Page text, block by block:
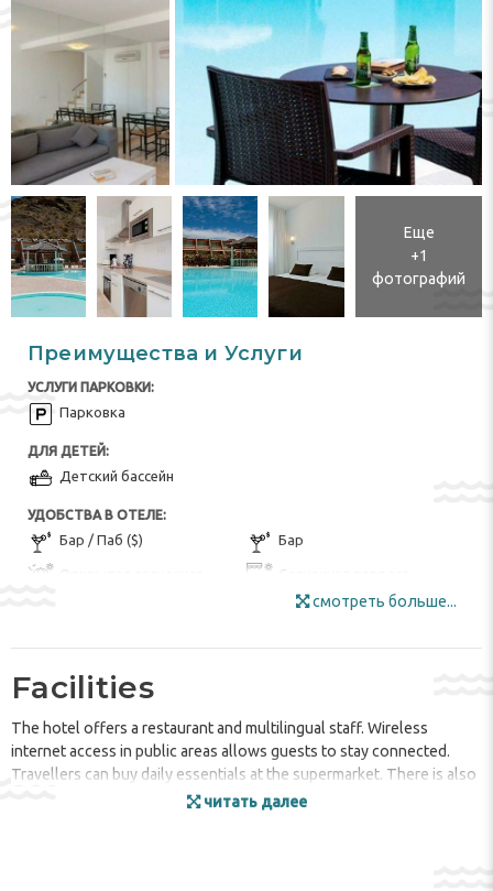
Еще
+1
фотографий
Преимущества и Услуги
УСЛУГИ ПАРКОВКИ:
Парковка
ДЛЯ ДЕТЕЙ:
Детский бассейн
УДОБСТВА В ОТЕЛЕ:
Бар / Паб ($) Бар
Супермаркет
РАЗВЛЕЧЕНИЯ И СПОРТ:
Открытый бассейн Бассейн
УДОБСТВА В НОМЕРЕ:
Ванная комната
смотреть больше...
Facilities
The hotel offers a restaurant and multilingual staff. Wireless
internet access in public areas allows guests to stay connected.
Travellers can buy daily essentials at the supermarket. There is also
читать далее